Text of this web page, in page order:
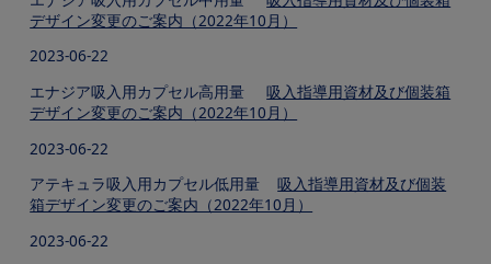
デザイン変更のご案内（2022年10月）
2023-06-22
エナジア吸入用カプセル高用量吸入指導用資材及び個装箱
デザイン変更のご案内（2022年10月）
2023-06-22
アテキュラ吸入用カプセル低用量吸入指導用資材及び個装
箱デザイン変更のご案内（2022年10月）
2023-06-22